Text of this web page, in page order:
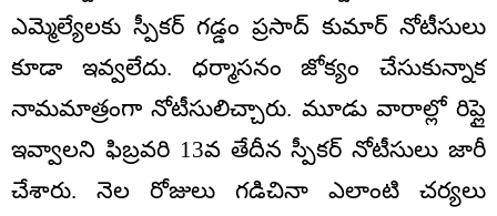
ఎమ్మెల్యేలకు స్పీకర్ గడ్డం ప్రసాద్ కుమార్ నోటీసులు
కూడా ఇవ్వలేదు. ధర్మాసనం జోక్యం చేసుకున్నాక
నామమాత్రంగా నోటీసులిచ్చారు. మూడు వారాల్లో రిప్లై
ఇవ్వాలని ఫిబ్రవరి 13వ తేదీన స్పీకర్ నోటీసులు జారీ
చేశారు. నెల రోజులు గడిచినా ఎలాంటి చర్యలు